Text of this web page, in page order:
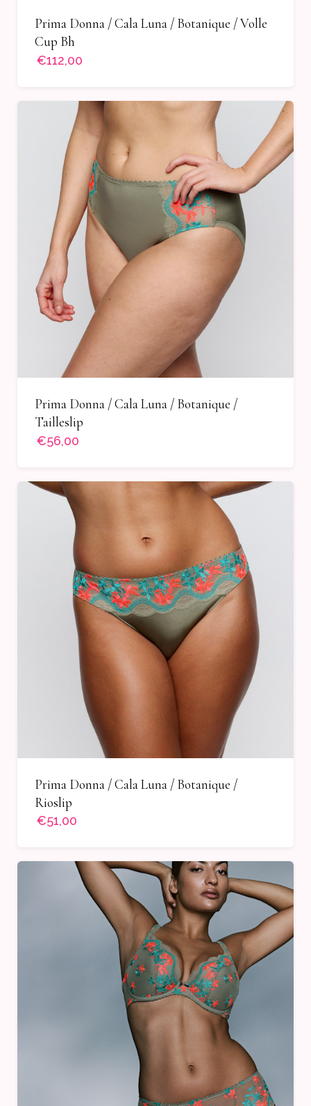
Prima Donna / Cala Luna / Botanique / Volle
Cup Bh
€112,00
Prima Donna / Cala Luna / Botanique /
Tailleslip
€56,00
Prima Donna / Cala Luna / Botanique /
Rioslip
€51,00